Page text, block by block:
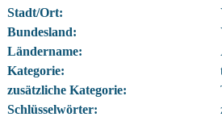
Stadt/Ort:
Bundesland:
Ländername:
Kategorie:
zusätzliche Kategorie:
Schlüsselwörter: